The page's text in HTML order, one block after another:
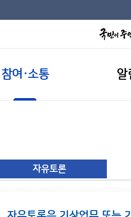
참여·소통 알
자유토론